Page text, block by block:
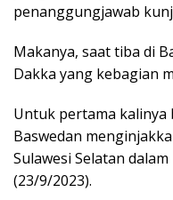
penanggungjawab
Makanya, saat tiba di
Dakka yang kebagian
Untuk pertama kalinya
Baswedan
Sulawesi Selatan
(23/9/2023).